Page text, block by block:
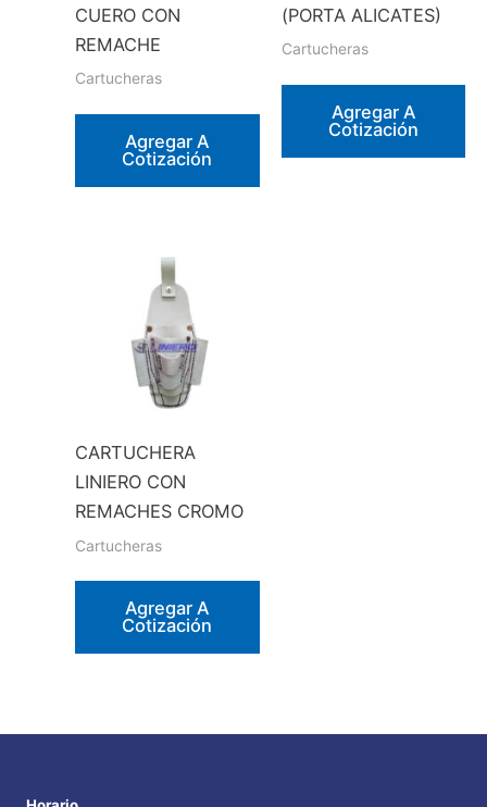
CUERO CON
REMACHE
Cartucheras
Agregar A
Cotización
(PORTA ALICATES)
Cartucheras
Agregar A
Cotización
CARTUCHERA
LINIERO CON
REMACHES CROMO
Cartucheras
Agregar A
Cotización